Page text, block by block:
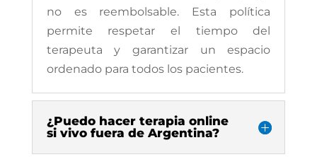
no es reembolsable. Esta política
permite respetar el tiempo del
terapeuta y garantizar un espacio
ordenado para todos los pacientes.
¿Puedo hacer terapia online
si vivo fuera de Argentina?